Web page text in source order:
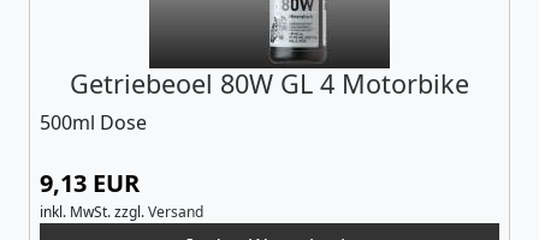
Getriebeoel 80W GL 4 Motorbike
500ml Dose
9,13 EUR
inkl. MwSt.zzgl.Versand